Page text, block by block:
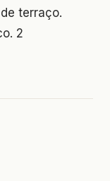
terraço.
2